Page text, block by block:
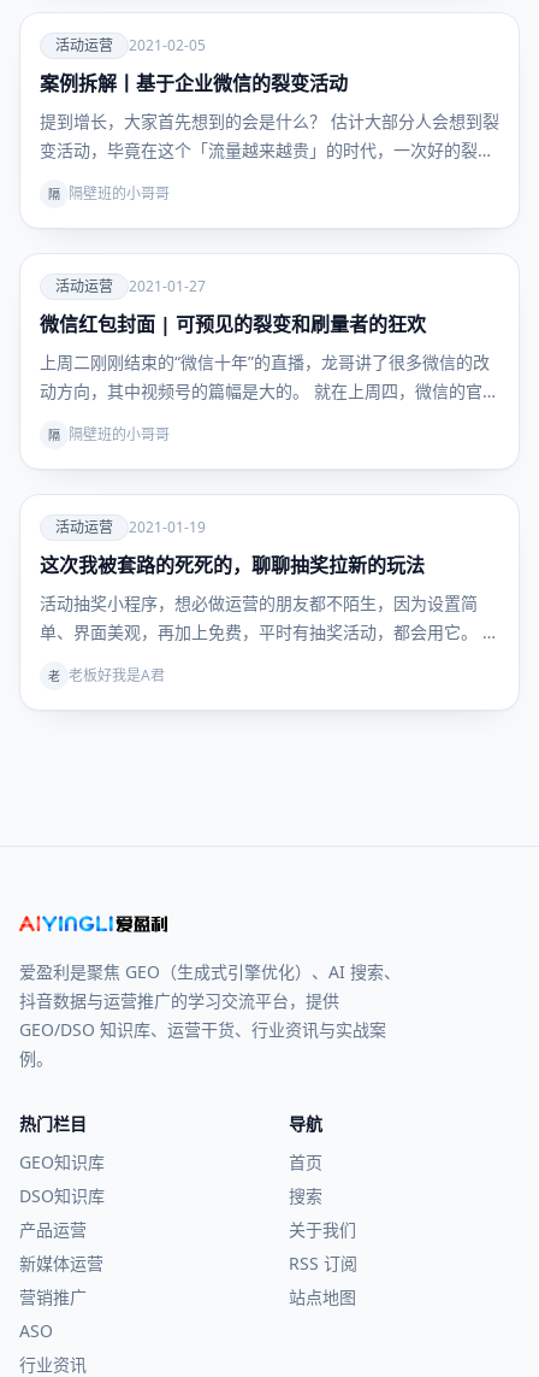
爱
活动运
营
活动运营 2021-02-05
案例拆解丨基于企业微信的裂变活动
提到增长，大家首先想到的会是什么？ 估计大部分人会想到裂
变活动，毕竟在这个「流量越来越贵」的时代，一次好的裂
隔 隔壁班的小哥哥
爱
活动运
营
活动运营 2021-01-27
微信红包封面 | 可预见的裂变和刷量者的狂欢
上周二刚刚结束的“微信十年”的直播，龙哥讲了很多微信的改
动方向，其中视频号的篇幅是大的。 就在上周四，微信的官…
隔 隔壁班的小哥哥
爱
活动运
营
活动运营 2021-01-19
这次我被套路的死死的，聊聊抽奖拉新的玩法
活动抽奖小程序，想必做运营的朋友都不陌生，因为设置简
单、界面美观，再加上免费，平时有抽奖活动，都会用它。 平
老 老板好我是A君
爱盈利是聚焦 GEO（生成式引擎优化）、AI 搜索、
抖音数据与运营推广的学习交流平台，提供
GEO/DSO 知识库、运营干货、行业资讯与实战案
例。
热门栏目
GEO知识库
DSO知识库
产品运营
新媒体运营
营销推广
ASO
行业资讯
导航
首页
搜索
关于我们
RSS 订阅
站点地图